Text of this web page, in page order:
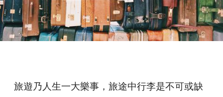
旅遊乃人生一大樂事，旅途中行李是不可或缺